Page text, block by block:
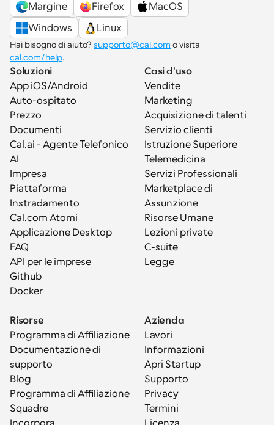
Margine
Firefox
MacOS
Windows
Linux
Hai bisogno di aiuto? supporto@cal.com
cal.com/help.
Soluzioni
App iOS/Android
Auto-ospitato
Prezzo
Documenti
Cal.ai - Agente Telefonico
AI
Impresa
Piattaforma
Instradamento
Cal.com Atomi
Applicazione Desktop
FAQ
API per le imprese
Github
Docker
Casi d'uso
Vendite
Marketing
Acquisizione di talenti
Servizio clienti
Istruzione Superiore
Telemedicina
Servizi Professionali
Marketplace di
Assunzione
Risorse Umane
Lezioni private
C-suite
Legge
Risorse
Programma di Affiliazione
Documentazione di
supporto
Blog
Programma di Affiliazione
Squadre
Azienda
Lavori
Informazioni
Apri Startup
Supporto
Privacy
Termini